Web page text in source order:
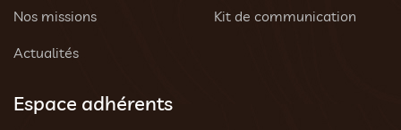
Nos missions
Actualités
Kit de communication
Espace adhérents